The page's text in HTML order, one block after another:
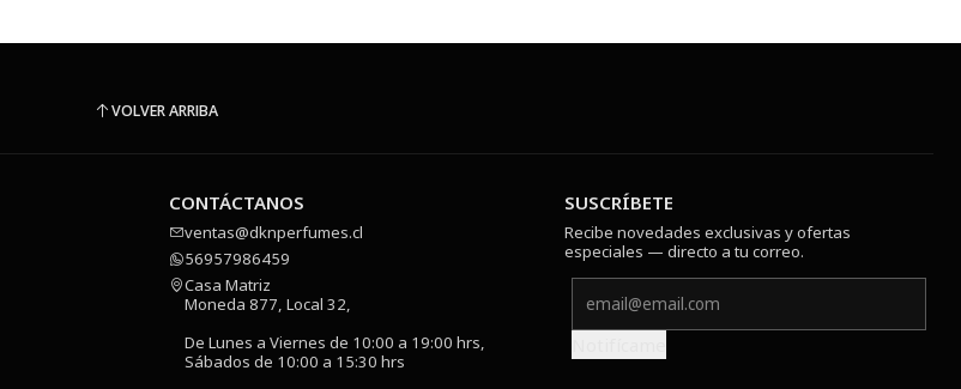
VOLVER ARRIBA
CONTÁCTANOS
ventas@dknperfumes.cl
56957986459
Casa Matriz
Moneda 877, Local 32,
De Lunes a Viernes de 10:00 a 19:00 hrs,
Sábados de 10:00 a 15:30 hrs
SUSCRÍBETE
Recibe novedades exclusivas y ofertas
especiales — directo a tu correo.